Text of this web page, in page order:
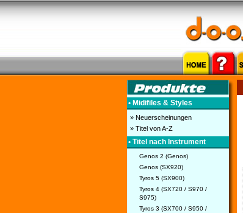
• Midifiles & Styles
» Neuerscheinungen
» Titel von A-Z
• Titel nach Instrument
Genos 2 (Genos)
Genos (SX920)
Tyros 5 (SX900)
Tyros 4 (SX720 / S970 /
S975)
Tyros 3 (SX700 / S950 /